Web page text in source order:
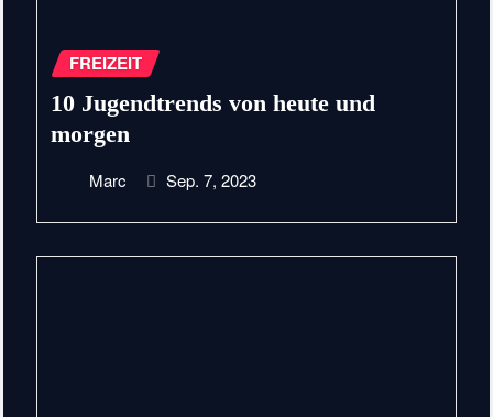
FREIZEIT
10 Jugendtrends von heute und
morgen
Marc Sep. 7, 2023